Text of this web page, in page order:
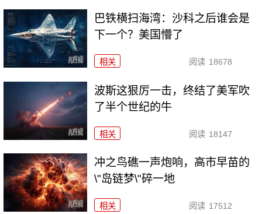
巴铁横扫海湾：沙科之后谁会是
下一个？美国懵了
相关 阅读 18678
波斯这狠厉一击，终结了美军吹
了半个世纪的牛
相关 阅读 18147
冲之鸟礁一声炮响，高市早苗的
\"岛链梦\"碎一地
相关 阅读 17512